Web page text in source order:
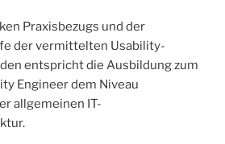
Praxisbezugs und der
der vermittelten Usability-
entspricht die Ausbildung zum
Engineer dem Niveau
allgemeinen IT-